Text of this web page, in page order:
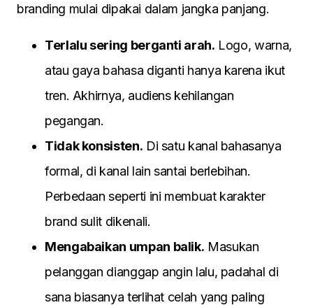
branding mulai dipakai dalam jangka panjang.
Terlalu sering berganti arah. Logo, warna,
atau gaya bahasa diganti hanya karena ikut
tren. Akhirnya, audiens kehilangan
pegangan.
Tidak konsisten. Di satu kanal bahasanya
formal, di kanal lain santai berlebihan.
Perbedaan seperti ini membuat karakter
brand sulit dikenali.
Mengabaikan umpan balik. Masukan
pelanggan dianggap angin lalu, padahal di
sana biasanya terlihat celah yang paling